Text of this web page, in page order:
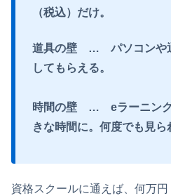
（税込）だけ。
道具の壁 … パソコンや
してもらえる。
時間の壁 … eラーニング
きな時間に。何度でも見ら
資格スクールに通えば、何万円